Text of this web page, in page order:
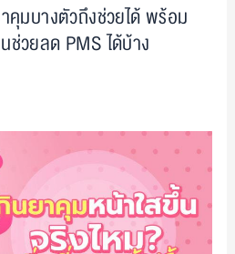
คุมบางตัวถึงช่วยได้ พร้อม
วยลด PMS ได้บ้าง